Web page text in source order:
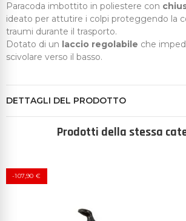
Paracoda imbottito in poliestere con
ideato per attutire i colpi proteggendo la
traumi durante il trasporto.
Dotato di un laccio regolabile che
scivolare verso il basso.
DETTAGLI DEL PRODOTTO
Prodotti della stessa
-107,90 €